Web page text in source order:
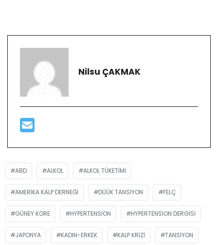
Nilsu ÇAKMAK
ABD ALKOL ALKOL TÜKETIMI
AMERIKA KALP DERNEĞI DÜÜK TANSIYON FELÇ
GÜNEY KORE HYPERTENSION HYPERTENSION DERGISI
JAPONYA KADIN-ERKEK KALP KRIZI TANSIYON